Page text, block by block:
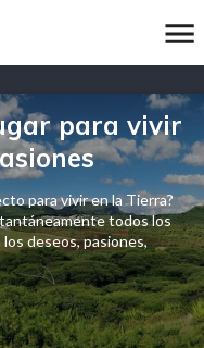
para vivir
para vivir en la Tierra?
todos los
deseos, pasiones,